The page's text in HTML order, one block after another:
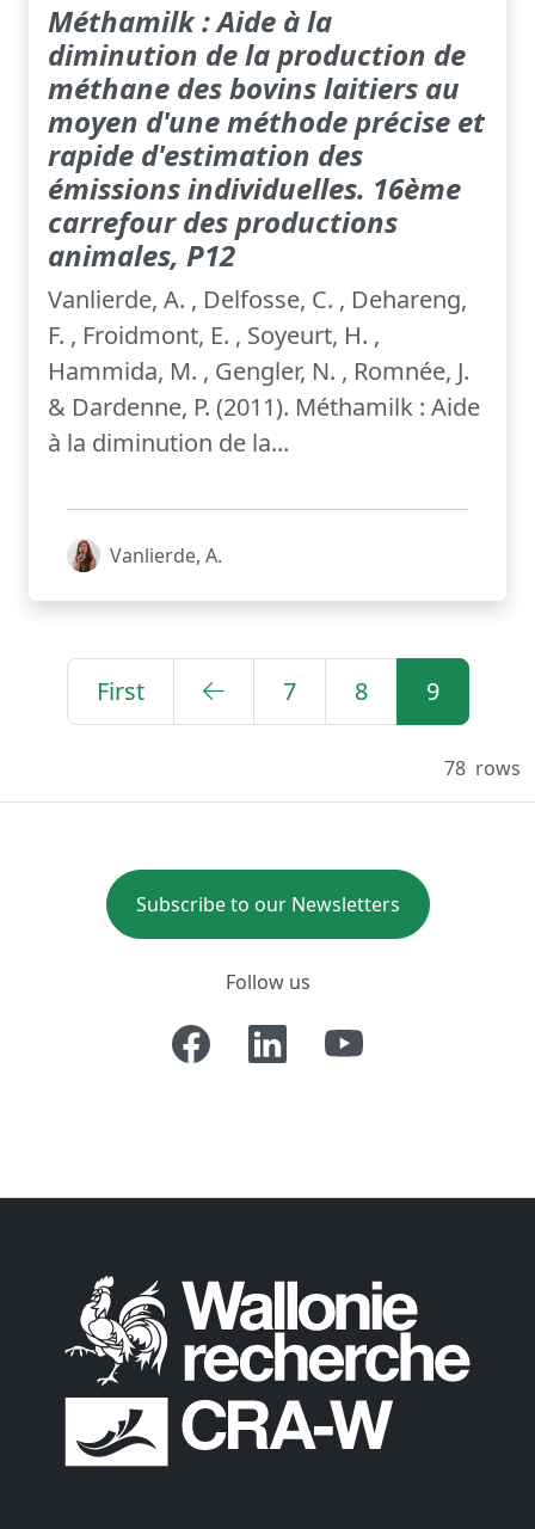
Méthamilk : Aide à la
diminution de la production de
méthane des bovins laitiers au
moyen d'une méthode précise et
rapide d'estimation des
émissions individuelles. 16ème
carrefour des productions
animales, P12
Vanlierde, A. , Delfosse, C. , Dehareng,
F. , Froidmont, E. , Soyeurt, H. ,
Hammida, M. , Gengler, N. , Romnée, J.
& Dardenne, P. (2011). Méthamilk : Aide
à la diminution de la...
Vanlierde, A.
First 7 8 9
78 rows
Subscribe to our Newsletters
Follow us